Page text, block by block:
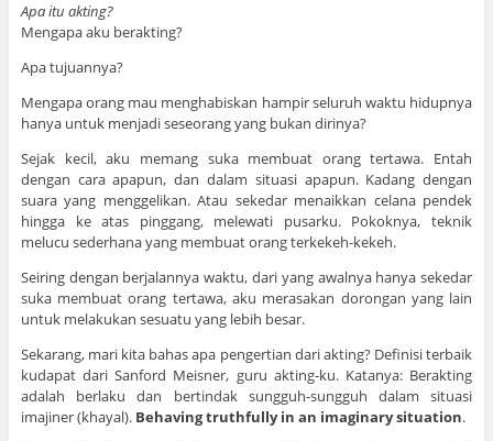
Apa itu akting?
Mengapa aku berakting?
Apa tujuannya?
Mengapa orang mau menghabiskan hampir seluruh waktu hidupnya
hanya untuk menjadi seseorang yang bukan dirinya?
Sejak kecil, aku memang suka membuat orang tertawa. Entah
dengan cara apapun, dan dalam situasi apapun. Kadang dengan
suara yang menggelikan. Atau sekedar menaikkan celana pendek
hingga ke atas pinggang, melewati pusarku. Pokoknya, teknik
melucu sederhana yang membuat orang terkekeh-kekeh.
Seiring dengan berjalannya waktu, dari yang awalnya hanya sekedar
suka membuat orang tertawa, aku merasakan dorongan yang lain
untuk melakukan sesuatu yang lebih besar.
Sekarang, mari kita bahas apa pengertian dari akting? Definisi terbaik
kudapat dari Sanford Meisner, guru akting-ku. Katanya: Berakting
adalah berlaku dan bertindak sungguh-sungguh dalam situasi
imajiner (khayal). Behaving truthfully in an imaginary situation.